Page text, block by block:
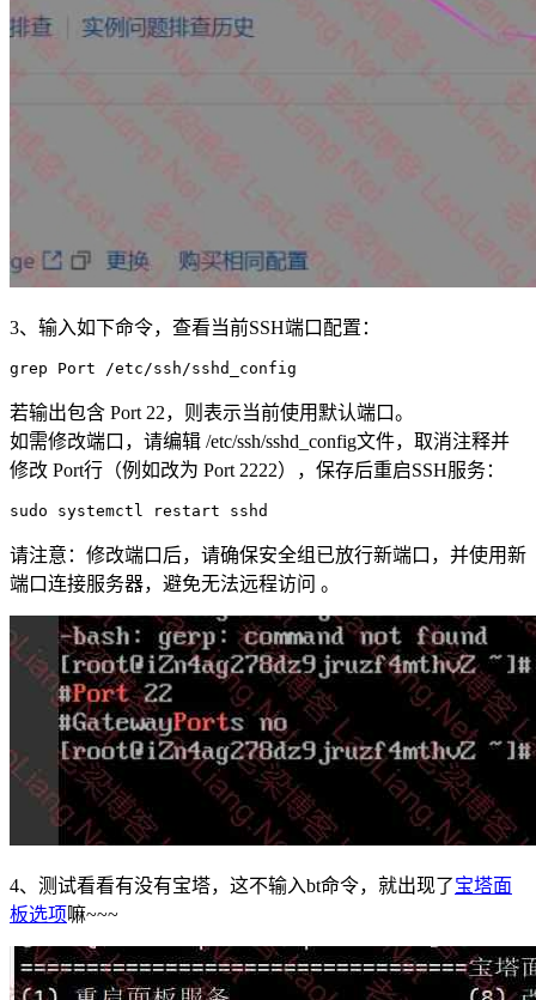
3、输入如下命令，查看当前SSH端口配置：
grep Port /etc/ssh/sshd_config
若输出包含 Port 22，则表示当前使用默认端口。
如需修改端口，请编辑 /etc/ssh/sshd_config文件，取消注释并
修改 Port行（例如改为 Port 2222），保存后重启SSH服务：
sudo systemctl restart sshd
请注意：修改端口后，请确保安全组已放行新端口，并使用新
端口连接服务器，避免无法远程访问 。
4、测试看看有没有宝塔，这不输入bt命令，就出现了宝塔面
板选项嘛~~~